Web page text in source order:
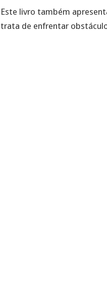
Este livro também
trata de enfrentar